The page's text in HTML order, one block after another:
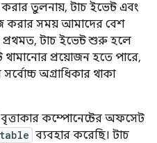
তুলনায়, টাচ ইভেন্ট এবং
করার সময় আমাদের বেশ
টাচ ইভেন্ট শুরু হলে
প্রয়োজন হতে পারে,
অগ্রাধিকার থাকা
কম্পোনেন্টের অফসেট
ব্যবহার করেছি। টাচ